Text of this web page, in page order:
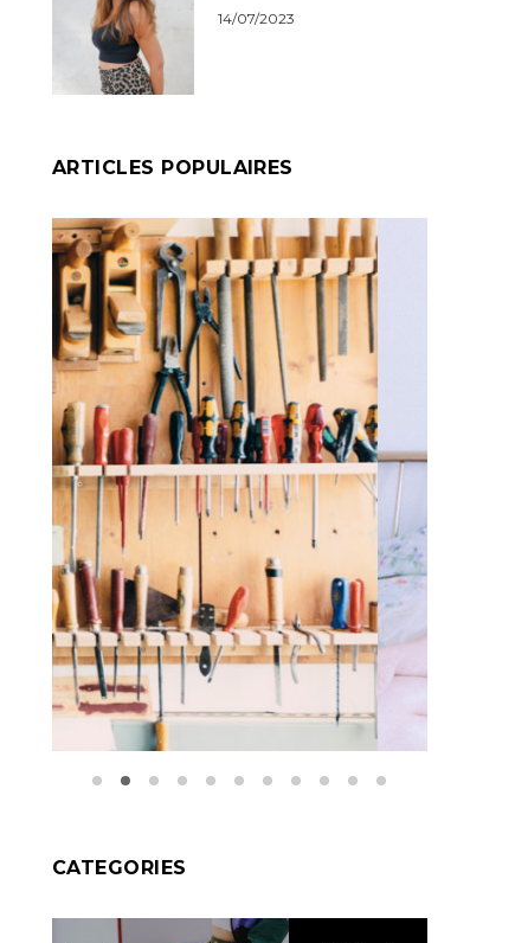
14/07/2023
ARTICLES POPULAIRES
CATEGORIES